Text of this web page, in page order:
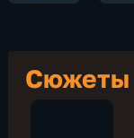
Сюжеты